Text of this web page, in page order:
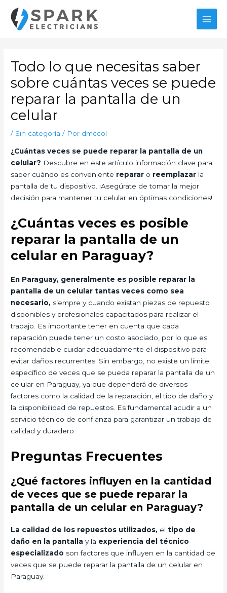
contenido
Todo lo que necesitas saber
sobre cuántas veces se puede
reparar la pantalla de un
celular
/ Sin categoría / Por dmccol
¿Cuántas veces se puede reparar la pantalla de un
celular? Descubre en este artículo información clave para
saber cuándo es conveniente reparar o reemplazar la
pantalla de tu dispositivo. ¡Asegúrate de tomar la mejor
decisión para mantener tu celular en óptimas condiciones!
¿Cuántas veces es posible
reparar la pantalla de un
celular en Paraguay?
En Paraguay, generalmente es posible reparar la
pantalla de un celular tantas veces como sea
necesario, siempre y cuando existan piezas de repuesto
disponibles y profesionales capacitados para realizar el
trabajo. Es importante tener en cuenta que cada
reparación puede tener un costo asociado, por lo que es
recomendable cuidar adecuadamente el dispositivo para
evitar daños recurrentes. Sin embargo, no existe un límite
específico de veces que se pueda reparar la pantalla de un
celular en Paraguay, ya que dependerá de diversos
factores como la calidad de la reparación, el tipo de daño y
la disponibilidad de repuestos. Es fundamental acudir a un
servicio técnico de confianza para garantizar un trabajo de
calidad y duradero.
Preguntas Frecuentes
¿Qué factores influyen en la cantidad
de veces que se puede reparar la
pantalla de un celular en Paraguay?
La calidad de los repuestos utilizados, eltipo de
daño en la pantalla y la experiencia del técnico
especializado son factores que influyen en la cantidad de
veces que se puede reparar la pantalla de un celular en
Paraguay.